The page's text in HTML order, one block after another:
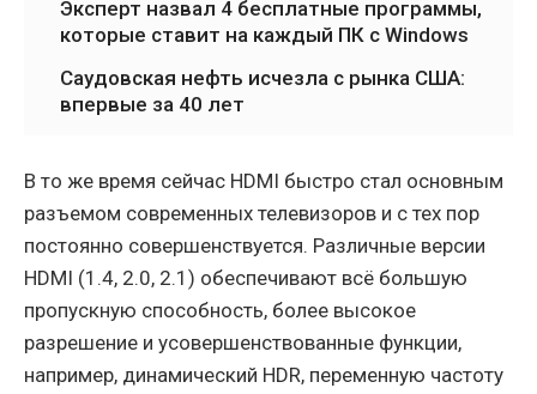
Эксперт назвал 4 бесплатные программы,
которые ставит на каждый ПК с Windows
Саудовская нефть исчезла с рынка США:
впервые за 40 лет
В то же время сейчас HDMI быстро стал основным
разъемом современных телевизоров и с тех пор
постоянно совершенствуется. Различные версии
HDMI (1.4, 2.0, 2.1) обеспечивают всё большую
пропускную способность, более высокое
разрешение и усовершенствованные функции,
например, динамический HDR, переменную частоту